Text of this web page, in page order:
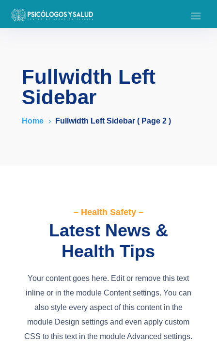
Fullwidth Left
Sidebar
Home 5 Fullwidth Left Sidebar( Page 2 )
– Health Safety –
Latest News &
Health Tips
Your content goes here. Edit or remove this text
inline or in the module Content settings. You can
also style every aspect of this content in the
module Design settings and even apply custom
CSS to this text in the module Advanced settings.